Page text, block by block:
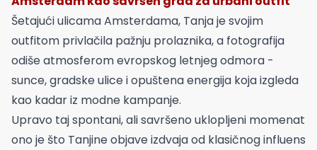
Šetajući ulicama Amsterdama, Tanja je svojim
outfitom privlačila pažnju prolaznika, a fotografija
odiše atmosferom evropskog letnjeg odmora -
sunce, gradske ulice i opuštena energija koja izgleda
kao kadar iz modne kampanje.
Upravo taj spontani, ali savršeno uklopljeni momenat
ono je što Tanjine objave izdvaja od klasičnog influens